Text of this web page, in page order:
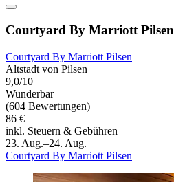
Courtyard By Marriott Pilsen
Courtyard By Marriott Pilsen
Altstadt von Pilsen
9,0/10
Wunderbar
(604 Bewertungen)
86 €
inkl. Steuern & Gebühren
23. Aug.–24. Aug.
Courtyard By Marriott Pilsen